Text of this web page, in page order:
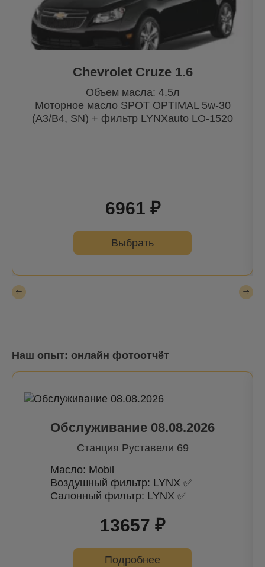
Chevrolet Cruze 1.6
Объем масла: 4.5л
Моторное масло SPOT OPTIMAL 5w-30
(A3/B4, SN) + фильтр LYNXauto LO-1520
6961 ₽
Выбрать
Наш опыт: онлайн фотоотчёт
Обслуживание 08.08.2026
Станция Руставели 69
Масло: Mobil
Воздушный фильтр: LYNX ✅
Салонный фильтр: LYNX ✅
13657 ₽
Подробнее